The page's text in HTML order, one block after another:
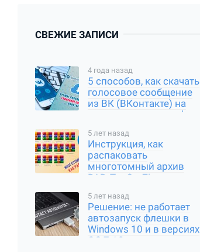
СВЕЖИЕ ЗАПИСИ
4 года назад
5 способов, как скачать
голосовое сообщение
из ВК (ВКонтакте) на
компьютер и смартфон
5 лет назад
Инструкция, как
распаковать
многотомный архив
RAR, Tar Gz, Zip и другие
5 лет назад
Решение: не работает
автозапуск флешки в
Windows 10 и в версиях
ОС 7 / 8